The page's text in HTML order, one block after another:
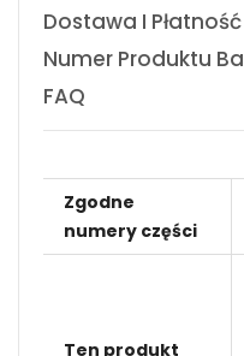
Dostawa I Płatność
Numer Produktu
FAQ
Zgodne
numery części
Ten produkt